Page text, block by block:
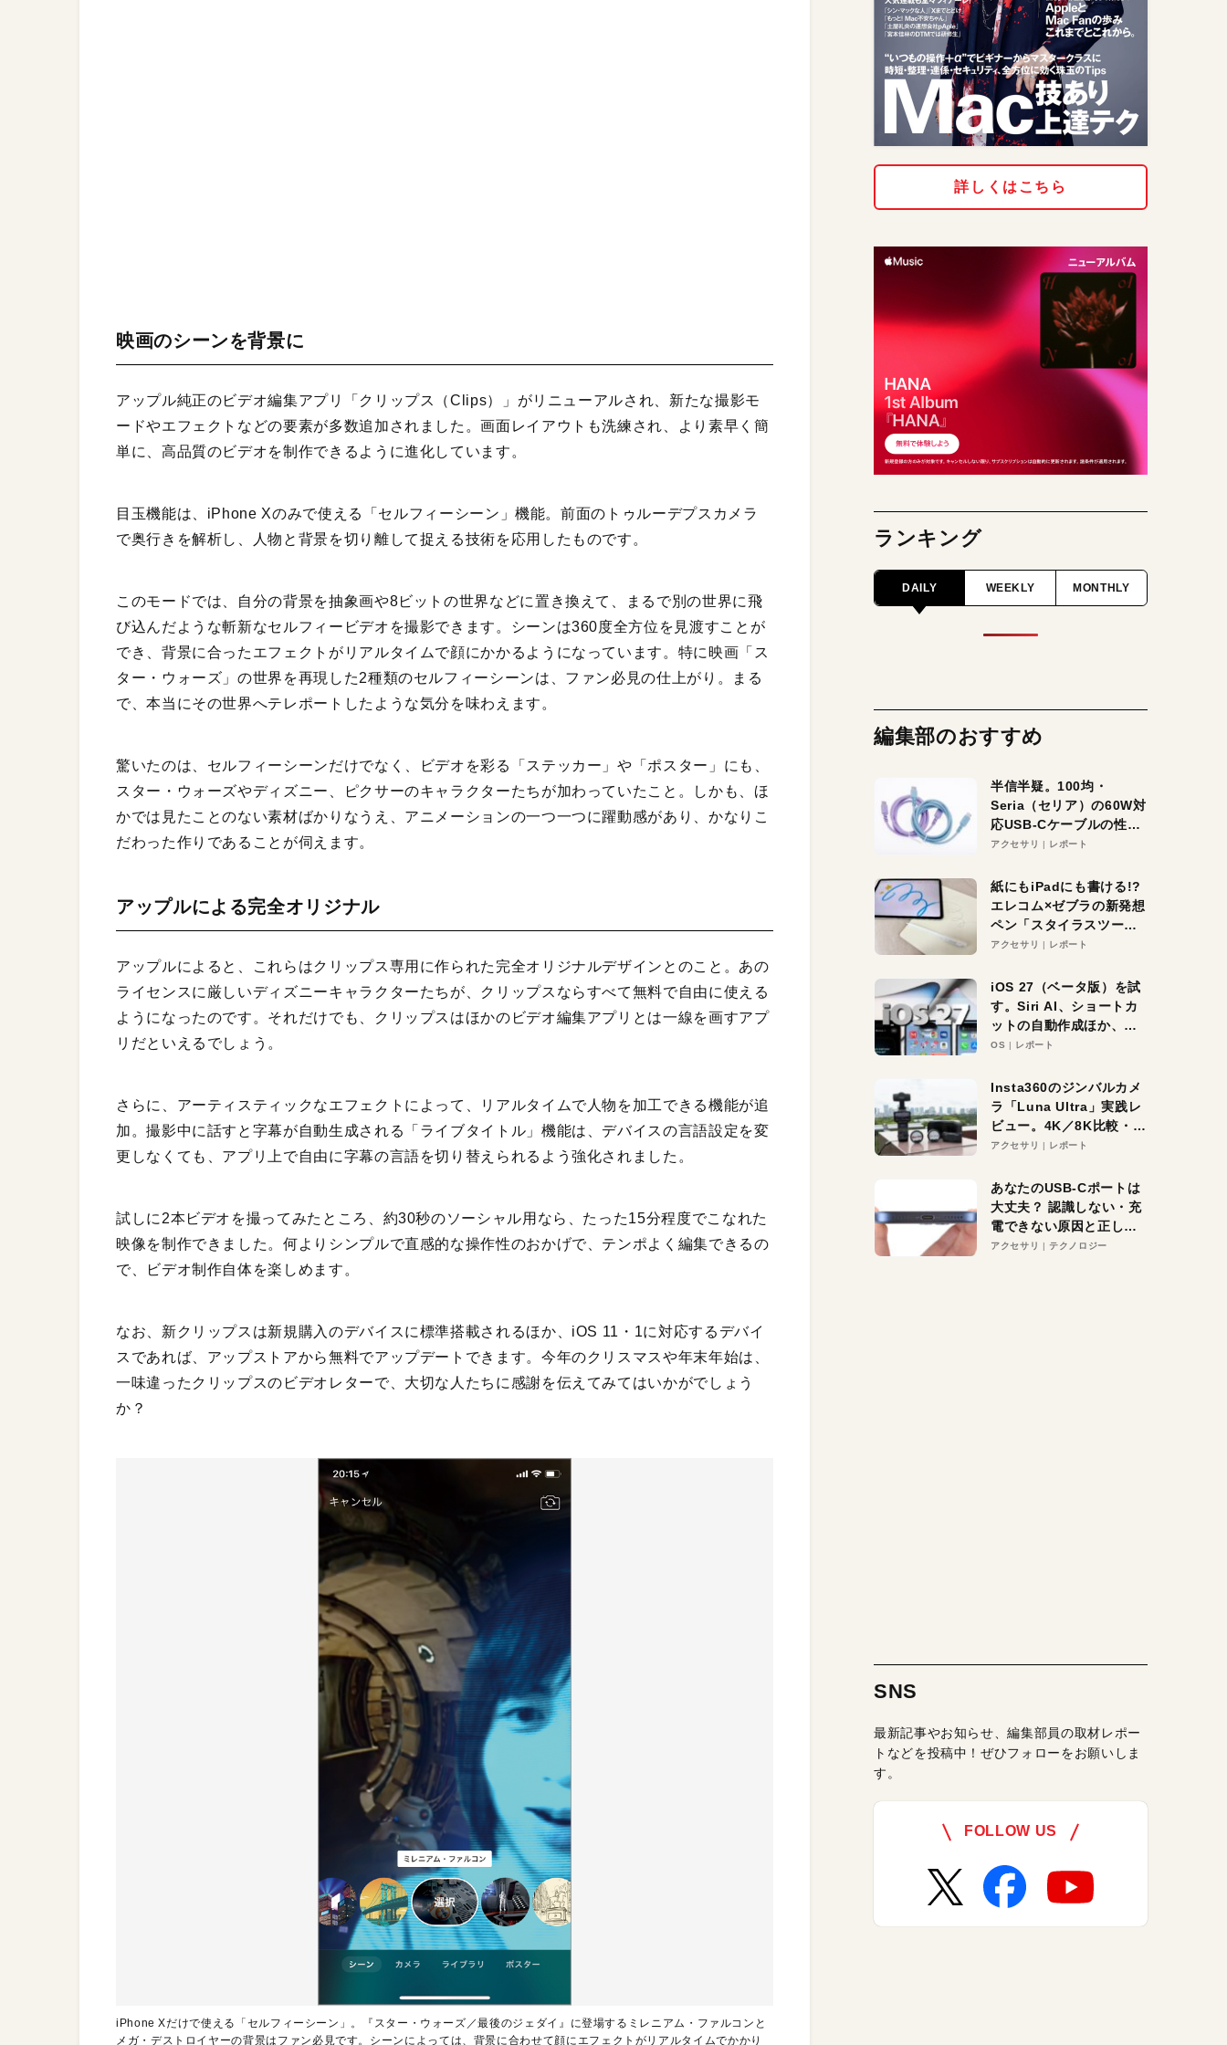
映画のシーンを背景に
アップル純正のビデオ編集アプリ「クリップス（Clips）」がリニューアルされ、新たな撮影モ
ードやエフェクトなどの要素が多数追加されました。画面レイアウトも洗練され、より素早く簡
単に、高品質のビデオを制作できるように進化しています。
目玉機能は、iPhone Xのみで使える「セルフィーシーン」機能。前面のトゥルーデプスカメラ
で奥行きを解析し、人物と背景を切り離して捉える技術を応用したものです。
このモードでは、自分の背景を抽象画や8ビットの世界などに置き換えて、まるで別の世界に飛
び込んだような斬新なセルフィービデオを撮影できます。シーンは360度全方位を見渡すことが
でき、背景に合ったエフェクトがリアルタイムで顔にかかるようになっています。特に映画「ス
ター・ウォーズ」の世界を再現した2種類のセルフィーシーンは、ファン必見の仕上がり。まる
で、本当にその世界へテレポートしたような気分を味わえます。
驚いたのは、セルフィーシーンだけでなく、ビデオを彩る「ステッカー」や「ポスター」にも、
スター・ウォーズやディズニー、ピクサーのキャラクターたちが加わっていたこと。しかも、ほ
かでは見たことのない素材ばかりなうえ、アニメーションの一つ一つに躍動感があり、かなりこ
だわった作りであることが伺えます。
アップルによる完全オリジナル
アップルによると、これらはクリップス専用に作られた完全オリジナルデザインとのこと。あの
ライセンスに厳しいディズニーキャラクターたちが、クリップスならすべて無料で自由に使える
ようになったのです。それだけでも、クリップスはほかのビデオ編集アプリとは一線を画すアプ
リだといえるでしょう。
さらに、アーティスティックなエフェクトによって、リアルタイムで人物を加工できる機能が追
加。撮影中に話すと字幕が自動生成される「ライブタイトル」機能は、デバイスの言語設定を変
更しなくても、アプリ上で自由に字幕の言語を切り替えられるよう強化されました。
試しに2本ビデオを撮ってみたところ、約30秒のソーシャル用なら、たった15分程度でこなれた
映像を制作できました。何よりシンプルで直感的な操作性のおかげで、テンポよく編集できるの
で、ビデオ制作自体を楽しめます。
なお、新クリップスは新規購入のデバイスに標準搭載されるほか、iOS 11・1に対応するデバイ
スであれば、アップストアから無料でアップデートできます。今年のクリスマスや年末年始は、
一味違ったクリップスのビデオレターで、大切な人たちに感謝を伝えてみてはいかがでしょう
か？
iPhone Xだけで使える「セルフィーシーン」。『スター・ウォーズ／最後のジェダイ』に登場するミレニアム・ファルコンと
メガ・デストロイヤーの背景はファン必見です。シーンによっては、背景に合わせて顔にエフェクトがリアルタイムでかかり
詳しくはこちら
ランキング
DAILY WEEKLY MONTHLY
編集部のおすすめ
半信半疑。100均・
Seria（セリア）の60W対
応USB-Cケーブルの性能
を検証。超コスパの1本を
アクセサリ レポート
紙にもiPadにも書ける!?
エレコム×ゼブラの新発想
ペン「スタイラスツーウ
ェイ」レビュー。持ち替
アクセサリ レポート
iOS 27（ベータ版）を試
す。Siri AI、ショートカ
ットの自動作成ほか、期
待大の便利機能5選。
る未来はすぐそこ！
OS レポート
Insta360のジンバルカメ
ラ「Luna Ultra」実践レ
ビュー。4K／8K比較・ズ
ーム・夜間撮影をチェッ
アクセサリ レポート
あなたのUSB-Cポートは
大丈夫？ 認識しない・充
電できない原因と正しい
対策
アクセサリ テクノロジー
SNS
最新記事やお知らせ、編集部員の取材レポー
トなどを投稿中！ぜひフォローをお願いしま
す。
FOLLOW US